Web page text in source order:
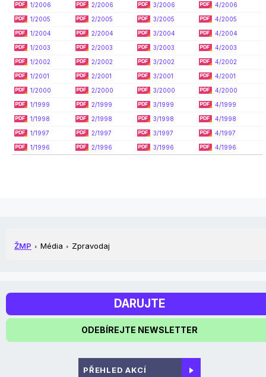
1/2006
2/2006 3/2006
4/2006
1/2005
2/2005 3/2005
4/2005
1/2004
2/2004 3/2004
4/2004
1/2003
2/2003 3/2003
4/2003
1/2002
2/2002 3/2002
4/2002
1/2001
2/2001 3/2001
4/2001
1/2000
2/2000 3/2000
4/2000
1/1999
2/1999 3/1999
4/1999
1/1998
2/1998 3/1998
4/1998
1/1997
2/1997 3/1997
4/1997
1/1996
2/1996 3/1996 4/1996
ŽMP Média Zpravodaj
DARUJTE
ODEBÍREJTE NEWSLETTER
PŘEHLED AKCÍ